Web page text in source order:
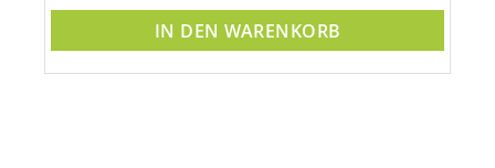
IN DEN WARENKORB